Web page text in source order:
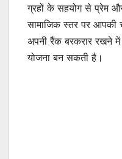
ग्रहों के सहयोग से प्रेम और
सामाजिक स्तर पर आपकी
अपनी रैंक बरकरार रखने
योजना बन सकती है।